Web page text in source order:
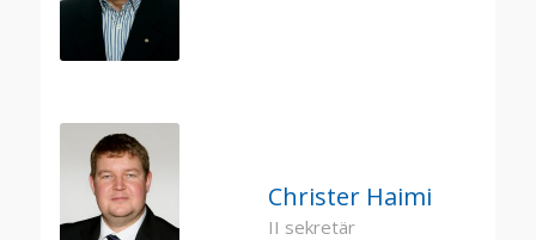
Christer Haimi
II sekretär